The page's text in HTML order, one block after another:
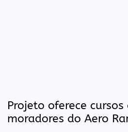
Projeto oferece
moradores do Aero